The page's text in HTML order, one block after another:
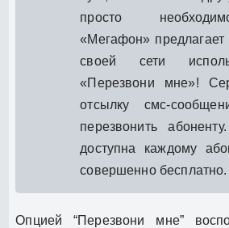
просто
«Мегафон» предлагает
своей сети
«Перезвони мне»!
отсылку смс-
перезвонить
доступна каждому
совершенно бесплатно.
Опцией “Перезвони мне”